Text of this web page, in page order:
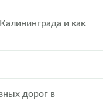
и как
дорог в